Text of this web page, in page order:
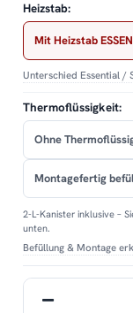
Heizstab:
Mit Heizstab
Unterschied Essential /
Thermoflüssigkeit:
Ohne
Montagefertig
2-L-Kanister inklusive –
unten.
Befüllung & Montage